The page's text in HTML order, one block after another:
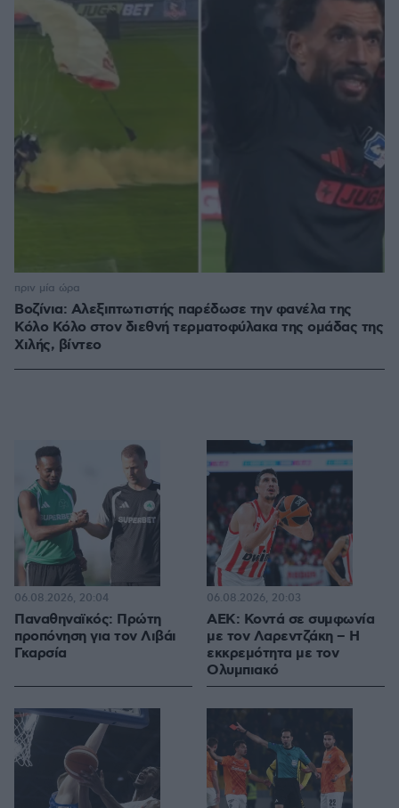
Βοζίνια: Αλεξιπτωτιστής παρέδωσε την φανέλα της
Κόλο Κόλο στον διεθνή τερματοφύλακα της ομάδας της
Χιλής, βίντεο
πριν μία ώρα
Παναθηναϊκός: Πρώτη
προπόνηση για τον Λιβάι
Γκαρσία
06.08.2026, 20:04
ΑΕΚ: Κοντά σε συμφωνία
με τον Λαρεντζάκη – Η
εκκρεμότητα με τον
Ολυμπιακό
06.08.2026, 20:03